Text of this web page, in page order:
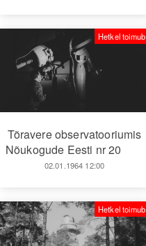
Tõravere observatooriumis
Nõukogude Eesti nr 20
02.01.1964 12:00
Hetkel toimub
Hetkel toimub